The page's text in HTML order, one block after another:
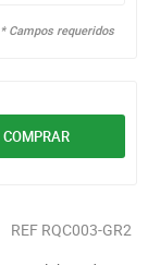
* Campos requeridos
COMPRAR
REF RQC003-GR2